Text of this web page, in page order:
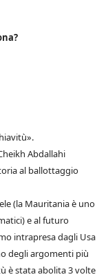
Abdallahi
al ballottaggio
(la Mauritania è uno
e al futuro
intrapresa dagli Usa
degli argomenti più
è stata abolita 3 volte